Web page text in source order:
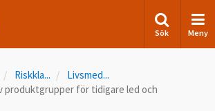
Sök Meny
Riskkla... Livsmed...
produktgrupper för tidigare led och